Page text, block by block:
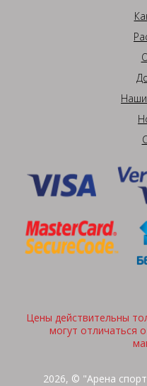
Цены действительны
могут отличаться
2026, © "Арена